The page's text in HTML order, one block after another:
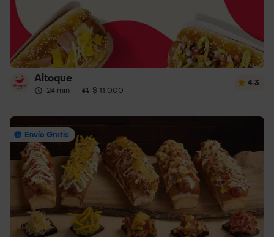
Altoque
24 min · $ 11.000
4.3
Envío Gratis